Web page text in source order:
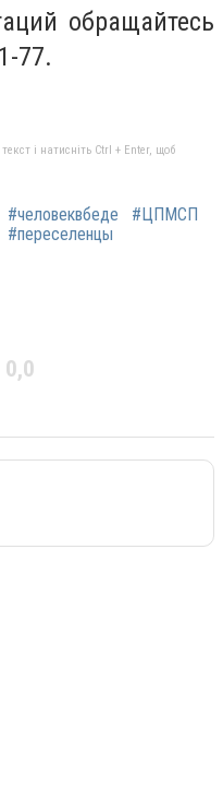
обращайтесь
77.
і натисніть Ctrl + Enter, щоб
#человеквбеде
#ЦПМСП
#переселенцы
0,0